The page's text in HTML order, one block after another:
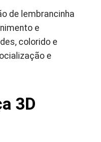
de lembrancinha
e
colorido e
e
3D